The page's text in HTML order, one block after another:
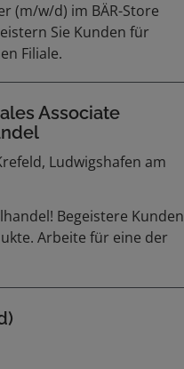
(m/w/d) im BÄR-Store
Sie Kunden für
Filiale.
Associate
Ludwigshafen am
Begeistere Kunden
Arbeite für eine der